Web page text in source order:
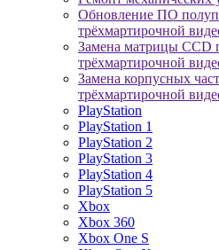
Обновление ПО
трёхмартирочной
Замена матрицы CCD
трёхмартирочной
Замена корпусных
трёхмартирочной
PlayStation
PlayStation 1
PlayStation 2
PlayStation 3
PlayStation 4
PlayStation 5
Xbox
Xbox 360
Xbox One S